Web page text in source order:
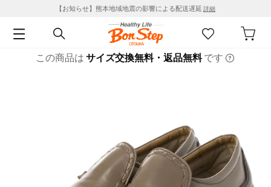
【お知らせ】熊本地域地震の影響による配送遅延 詳細
この商品は サイズ交換無料・返品無料です